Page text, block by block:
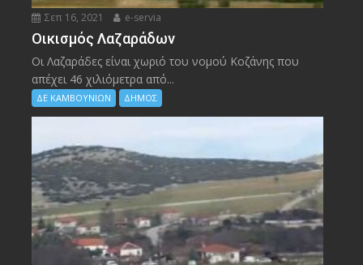
Σεπ 16, 2021 e-servia
Οικισμός Λαζαράδων
Οι Λαζαράδες είναι χωριό του νομού Κοζάνης που
απέχει 46 χιλιόμετρα από...
ΔΕ ΚΑΜΒΟΥΝΙΩΝ ΔΗΜΟΣ